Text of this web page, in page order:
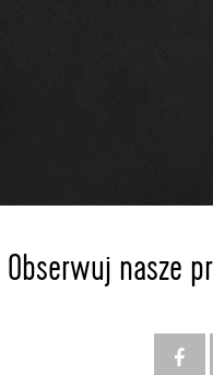
Obserwuj nasze